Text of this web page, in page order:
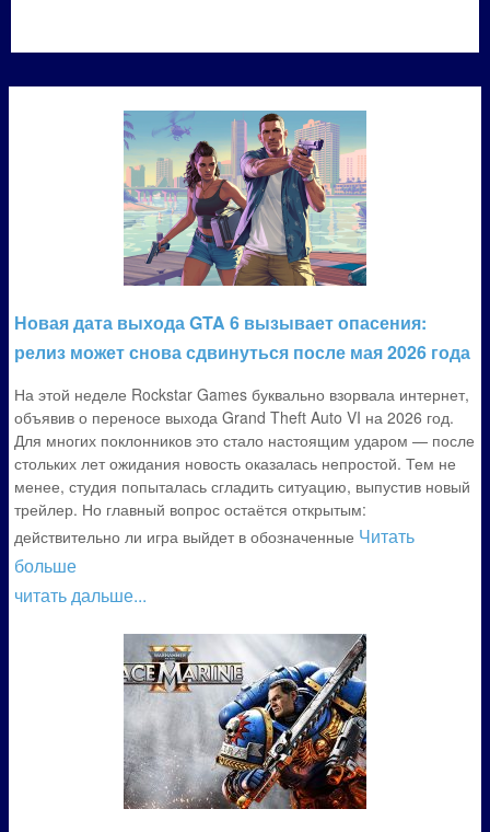
Новая дата выхода GTA 6 вызывает опасения:
релиз может снова сдвинуться после мая 2026 года
На этой неделе Rockstar Games буквально взорвала интернет,
объявив о переносе выхода Grand Theft Auto VI на 2026 год.
Для многих поклонников это стало настоящим ударом — после
стольких лет ожидания новость оказалась непростой. Тем не
менее, студия попыталась сгладить ситуацию, выпустив новый
трейлер. Но главный вопрос остаётся открытым:
действительно ли игра выйдет в обозначенные Читать
больше
читать дальше...